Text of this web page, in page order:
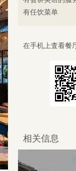
有任饮菜单
在手机上査看餐
相关信息